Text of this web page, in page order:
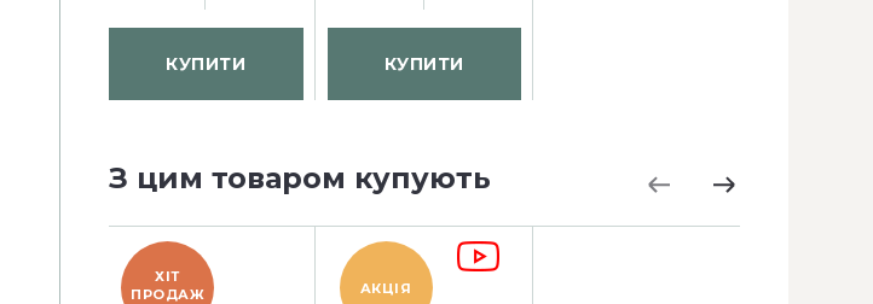
КУПИТИ КУПИТИ
З цим товаром купують
ХІТ
ПРОДАЖ
АКЦІЯ